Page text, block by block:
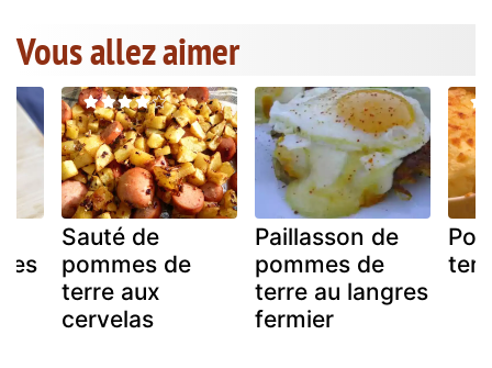
Vous allez aimer
Sauté de
pommes de
terre aux
cervelas
Paillasson de
pommes de
terre au langres
fermier